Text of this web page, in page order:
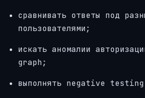
сравнивать ответы под
пользователями;
искать аномалии
graph;
выполнять negative